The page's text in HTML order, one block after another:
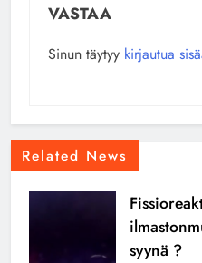
VASTAA
Sinun täytyy kirjautua
Related News
syynä ?